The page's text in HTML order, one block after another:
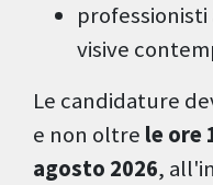
visive
Le candidature
e non oltre le ore
agosto 2026,